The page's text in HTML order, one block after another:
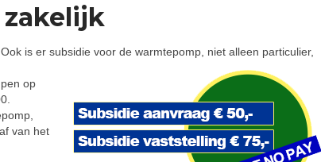
is er subsidie voor de warmtepomp, niet alleen particulier,
op
van het